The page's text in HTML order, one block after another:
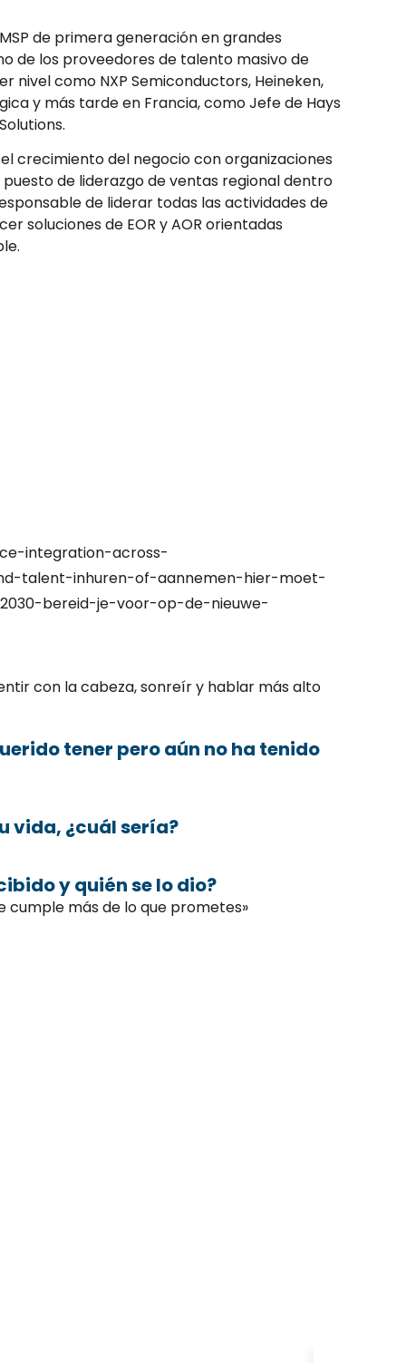
de primera generación en grandes
de los proveedores de talento masivo de
nivel como NXP Semiconductors, Heineken,
y más tarde en Francia, como Jefe de Hays
crecimiento del negocio con organizaciones
de liderazgo de ventas regional dentro
de liderar todas las actividades de
soluciones de EOR y AOR orientadas
integration-across-
talent-inhuren-of-aannemen-hier-moet-
bereid-je-voor-op-de-nieuwe-
con la cabeza, sonreír y hablar más alto
tener pero aún no ha tenido
vida, ¿cuál sería?
y quién se lo dio?
cumple más de lo que prometes»